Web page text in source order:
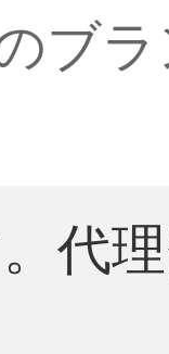
ブ
代